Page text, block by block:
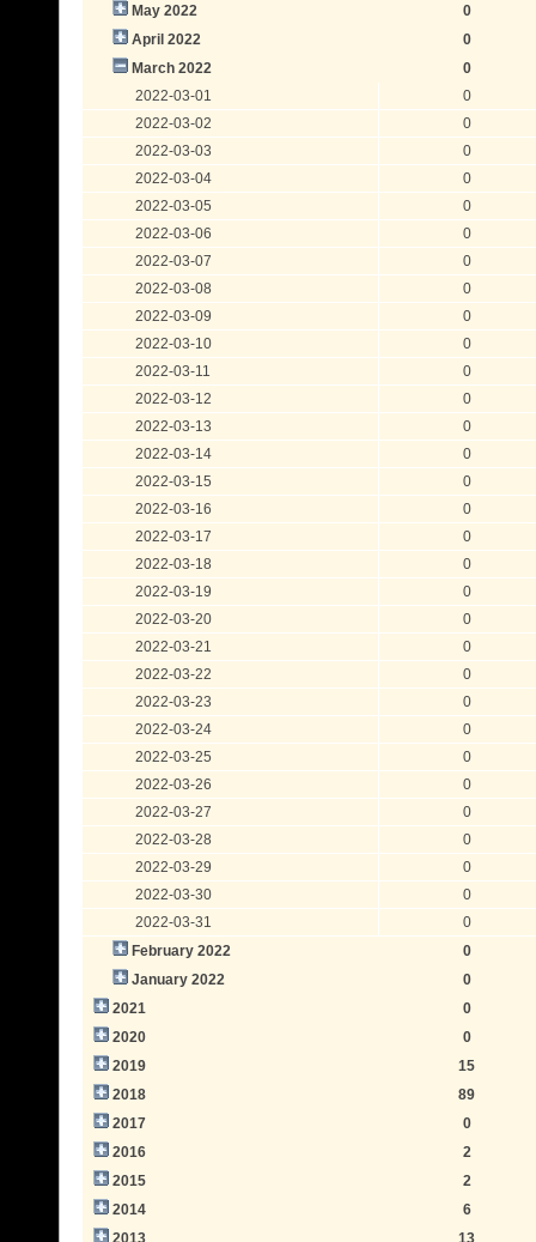
May 2022
0
April 2022
0
March 2022
0
2022-03-01
0
2022-03-02
0
2022-03-03
0
2022-03-04
0
2022-03-05
0
2022-03-06
0
2022-03-07
0
2022-03-08
0
2022-03-09
0
2022-03-10
0
2022-03-11
0
2022-03-12
0
2022-03-13
0
2022-03-14
0
2022-03-15
0
2022-03-16
0
2022-03-17
0
2022-03-18
0
2022-03-19
0
2022-03-20
0
2022-03-21
0
2022-03-22
0
2022-03-23
0
2022-03-24
0
2022-03-25
0
2022-03-26
0
2022-03-27
0
2022-03-28
0
2022-03-29
0
2022-03-30
0
2022-03-31
0
February 2022
0
January 2022
0
2021
0
2020
0
2019
15
2018
89
2017
0
2016
2
2015
2
2014
6
2013
13